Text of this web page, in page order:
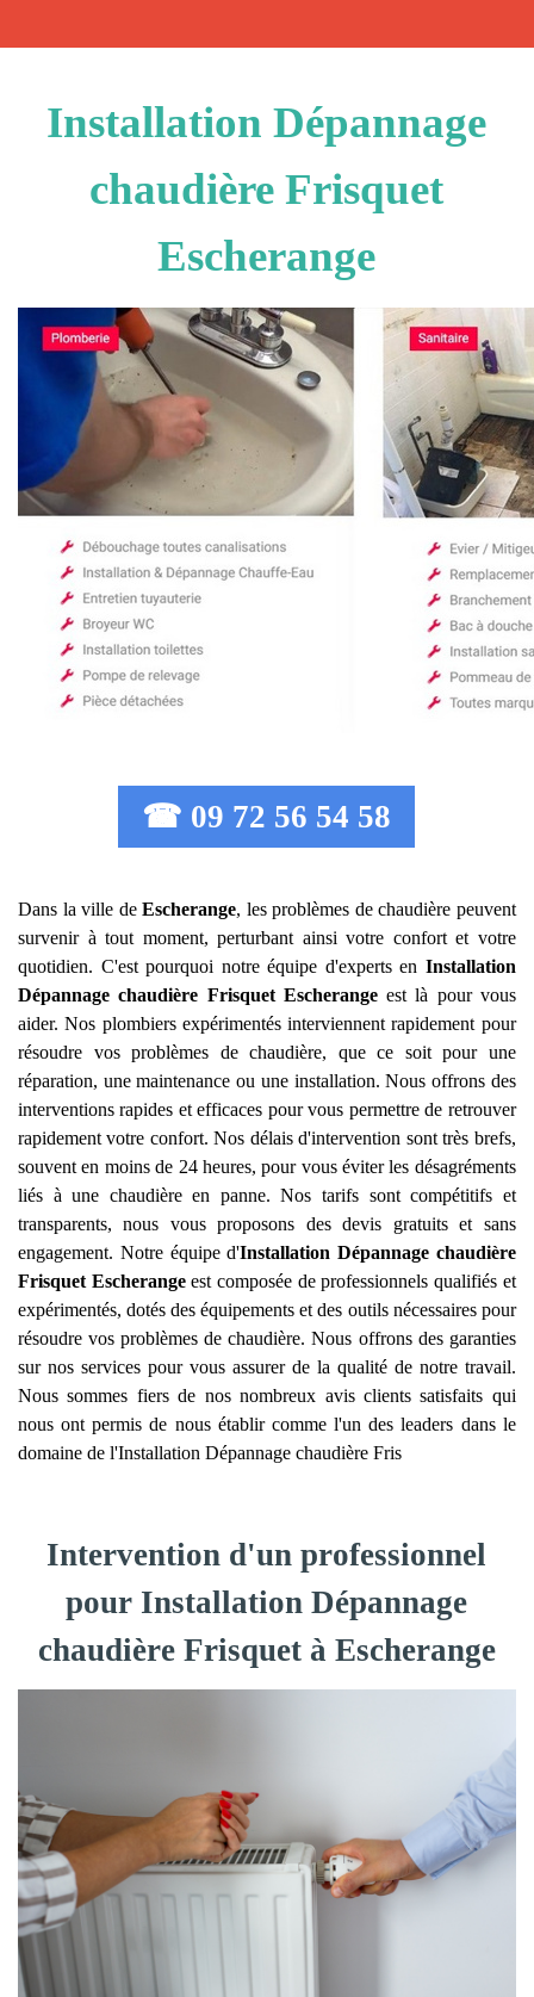
Installation Dépannage
chaudière Frisquet
Escherange
☎ 09 72 56 54 58
Dans la ville deEscherange, les problèmes de chaudière peuvent
survenir à tout moment, perturbant ainsi votre confort et votre
quotidien. C'est pourquoi notre équipe d'experts en Installation
Dépannage chaudière Frisquet Escherangeest là pour vous
aider. Nos plombiers expérimentés interviennent rapidement pour
résoudre vos problèmes de chaudière, que ce soit pour une
réparation, une maintenance ou une installation. Nous offrons des
interventions rapides et efficaces pour vous permettre de retrouver
rapidement votre confort. Nos délais d'intervention sont très brefs,
souvent en moins de 24 heures, pour vous éviter les désagréments
liés à une chaudière en panne. Nos tarifs sont compétitifs et
transparents, nous vous proposons des devis gratuits et sans
engagement. Notre équipe d'Installation Dépannage chaudière
Frisquet Escherangeest composée de professionnels qualifiés et
expérimentés, dotés des équipements et des outils nécessaires pour
résoudre vos problèmes de chaudière. Nous offrons des garanties
sur nos services pour vous assurer de la qualité de notre travail.
Nous sommes fiers de nos nombreux avis clients satisfaits qui
nous ont permis de nous établir comme l'un des leaders dans le
domaine de l'Installation Dépannage chaudière Fris
Intervention d'un professionnel
pour Installation Dépannage
chaudière Frisquet à Escherange